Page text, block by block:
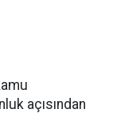
açısından